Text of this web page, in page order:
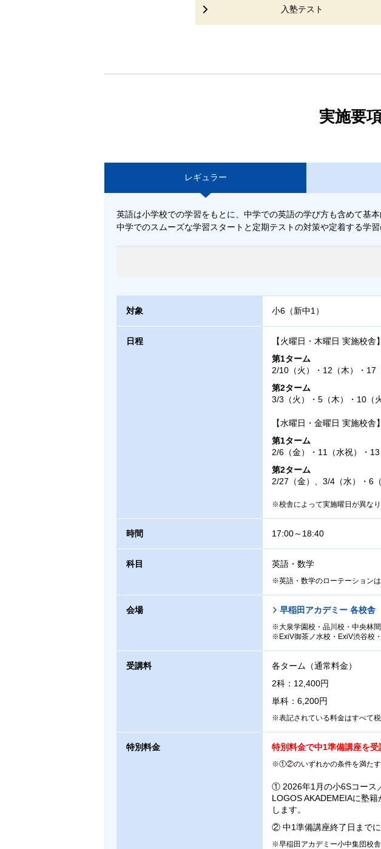
入塾テスト
実施要
レギュラー
英語は小学校での学習をもとに、中学での英語の学び方も含めて基
中学でのスムーズな学習スタートと定期テストの対策や定着する学習
対象 小6（新中1）
日程
【火曜日・木曜日 実施校舎】
第1ターム
2/10（火）・12（木）・17
第2ターム
3/3（火）・5（木）・10（
【水曜日・金曜日 実施校舎】
第1ターム
2/6（金）・11（水祝）・
第2ターム
2/27（金）、3/4（水）・6
校舎によって実施曜日が異な
時間 17:00～18:40
科目 英語・数学
英語・数学のローテーション
会場 早稲田アカデミー 各校舎
大泉学園校・品川校・中央林
ExiV御茶ノ水校・ExiV渋谷校
受講料
各ターム（通常料金）
2科：12,400円
単科：6,200円
表記されている料金はすべて税
特別料金 特別料金で中1準備講座を受
①②のいずれかの条件を満たす
① 2026年1月の小6Sコース
LOGOS AKADEMEIAに塾
します。
② 中1準備講座終了日までに
早稲田アカデミー小中集団校